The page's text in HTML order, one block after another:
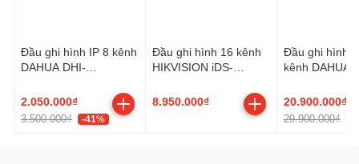
Đầu ghi hình IP 8 kênh
DAHUA DHI-
2.050.000₫
3.500.000₫ -41%
Đầu ghi hình 16 kênh
HIKVISION iDS-
8.950.000₫
Đầu ghi hình
kênh DAHUA
20.900.000₫
29.900.000₫